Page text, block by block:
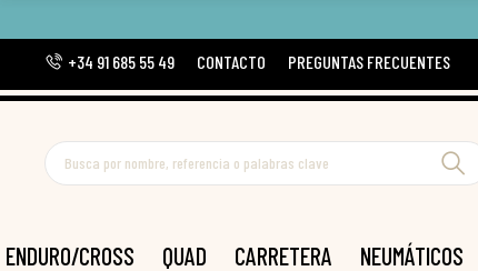
+34 91 685 55 49
CONTACTO PREGUNTAS FRECUENTES
ENDURO/CROSS QUAD CARRETERA NEUMÁTICOS